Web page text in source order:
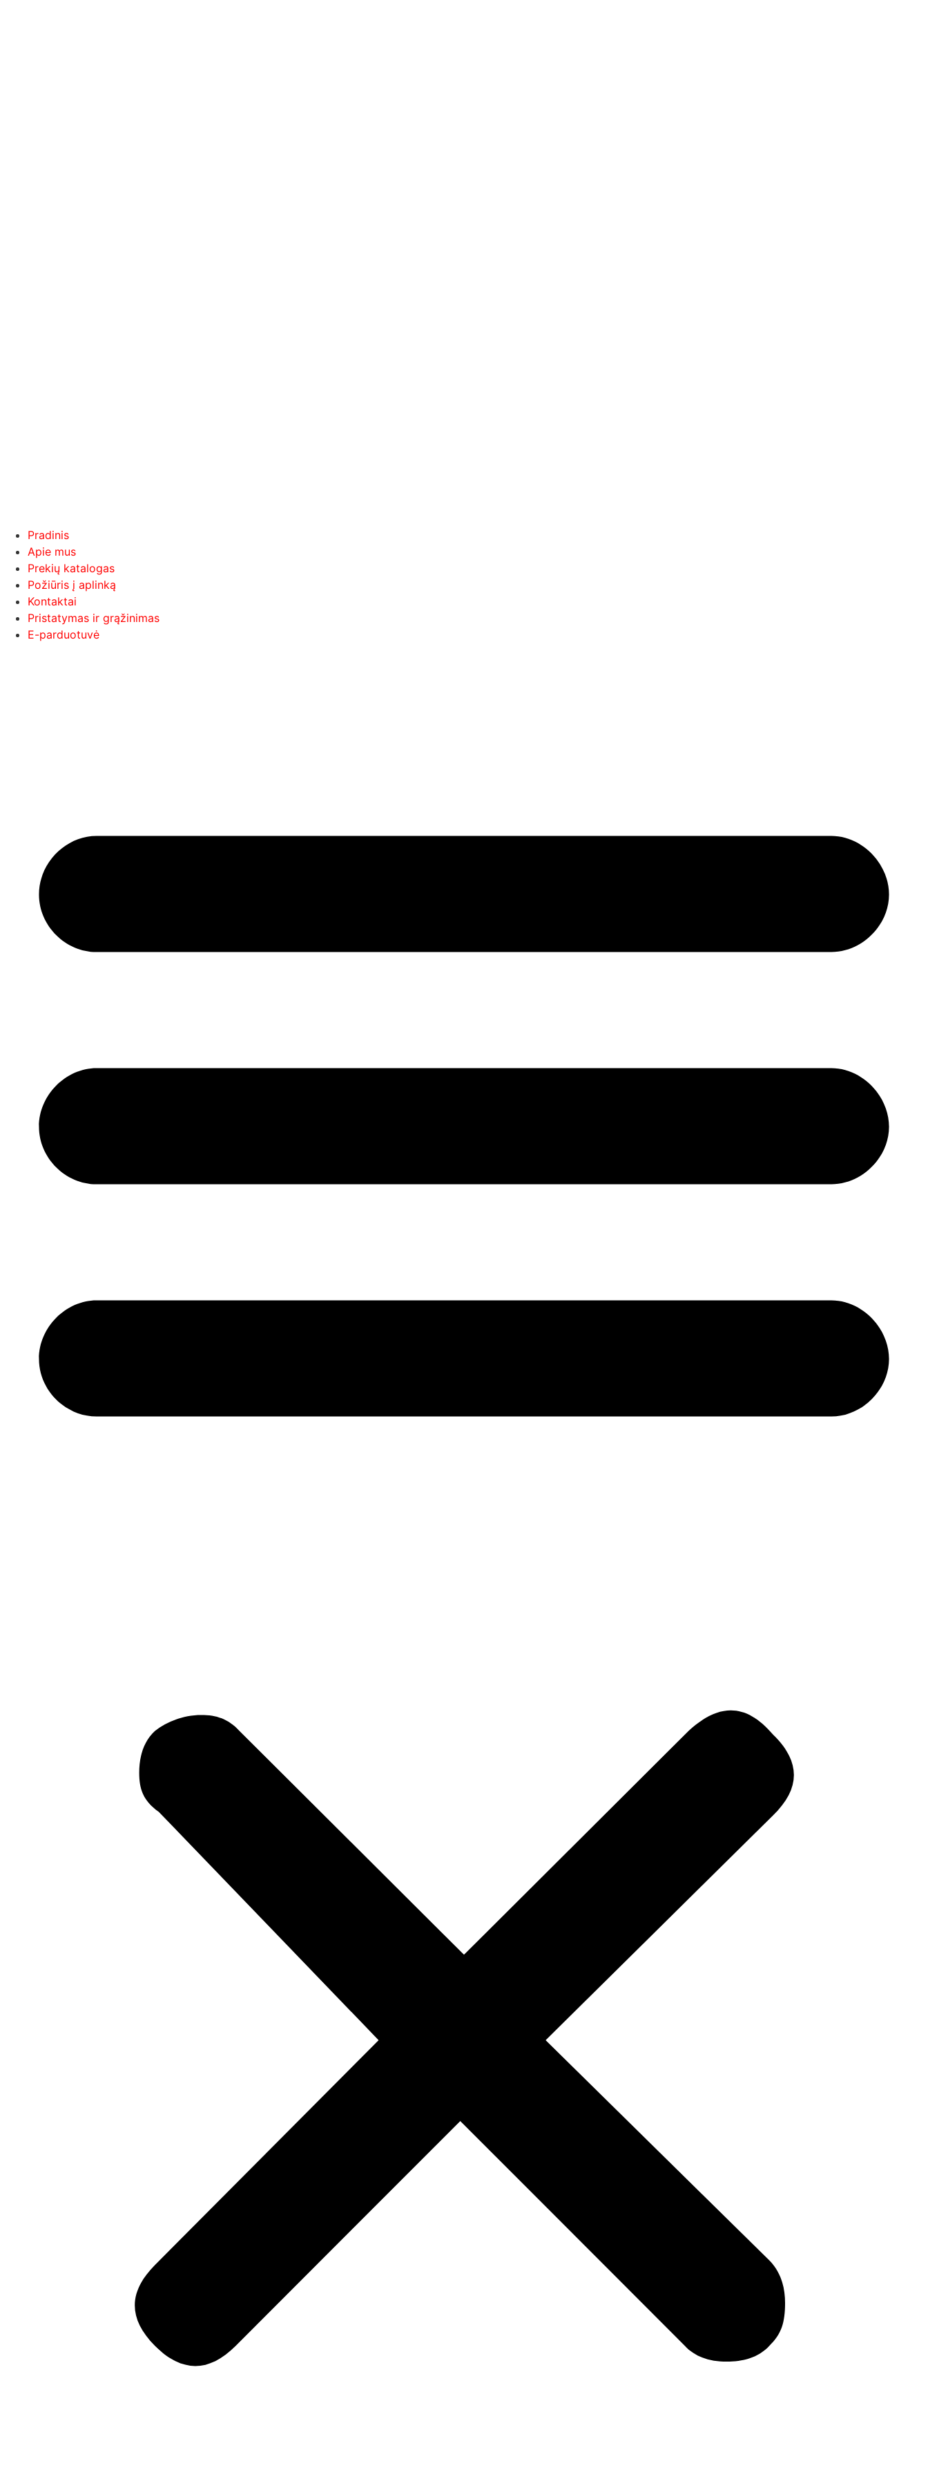
Pradinis
Apie mus
Prekių katalogas
Požiūris į aplinką
Kontaktai
Pristatymas ir grąžinimas
E-parduotuvė